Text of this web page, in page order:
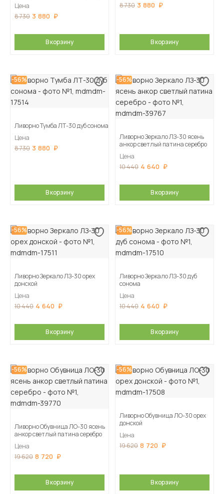
Цена
8 730 3 880
В корзину
8 730 3 880
В корзину
-56%
Ливорно Тумба ЛТ-30 дуб сонома
Цена
8 730 3 880
В корзину
-56%
Ливорно Зеркало ЛЗ-30 ясень
анкор светлый патина серебро
Цена
10 440 4 640
В корзину
-56%
Ливорно Зеркало ЛЗ-30 орех
донской
Цена
10 440 4 640
В корзину
-56%
Ливорно Зеркало ЛЗ-30 дуб
сонома
Цена
10 440 4 640
В корзину
-56%
Ливорно Обувница ЛО-30 ясень
анкор светлый патина серебро
Цена
19 620 8 720
В корзину
-56%
Ливорно Обувница ЛО-30 орех
донской
Цена
19 620 8 720
В корзину